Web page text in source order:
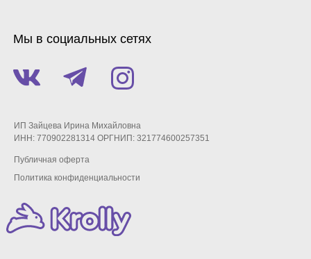
ИП Зайцева Ирина Михайловна
ИНН: 770902281314 ОРГНИП: 321774600257351
Публичная оферта
Мы в социальных сетях
Политика конфиденциальности